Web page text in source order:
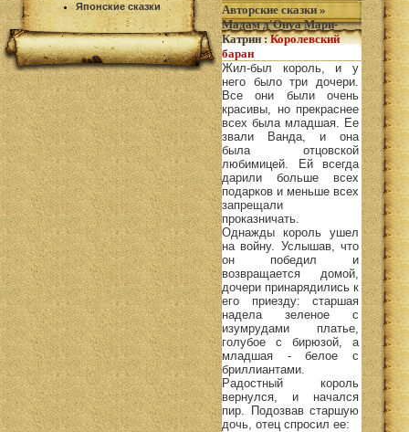
Японские сказки
Авторские сказки »
Мадам д'Онуа Мари-
Катрин:Королевский
баран
Жил-был король, и у
него было три дочери.
Все они были очень
красивы, но прекраснее
всех была младшая. Ее
звали Ванда, и она
была отцовской
любимицей. Ей всегда
дарили больше всех
подарков и меньше всех
запрещали
проказничать.
Однажды король ушел
на войну. Услышав, что
он победил и
возвращается домой,
дочери принарядились к
его приезду: старшая
надела зеленое с
изумрудами платье,
голубое с бирюзой, а
младшая - белое с
бриллиантами.
Радостный король
вернулся, и начался
пир. Подозвав старшую
дочь, отец спросил ее: